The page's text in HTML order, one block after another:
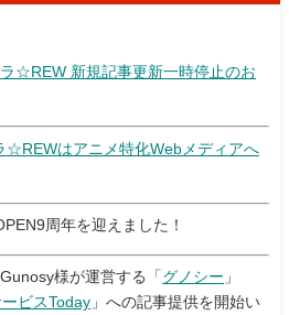
☆REW 新規記事更新一時停止のお
☆REWはアニメ特化Webメディアへ
周年を迎えました！
様が運営する「 グノシー 」
ビスToday 」への記事提供を開始い